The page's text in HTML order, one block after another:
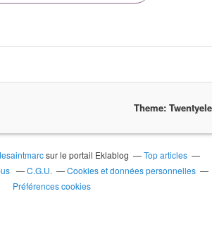
Theme:
sur le portail Eklablog
Top articles
C.G.U.
Cookies et données personnelles
Préférences cookies